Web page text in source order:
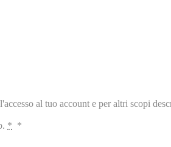
al tuo account e per altri scopi
* *